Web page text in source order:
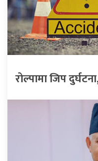
रोल्पामा जिप